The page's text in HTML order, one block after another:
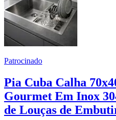
Patrocinado
Pia Cuba Calha
Gourmet Em Inox
de Louças de